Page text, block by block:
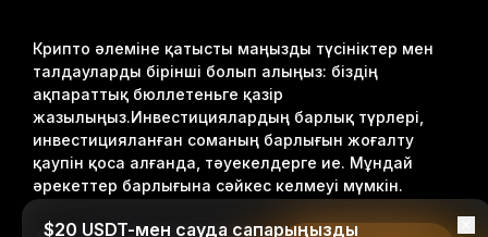
Крипто әлеміне қатысты маңызды түсініктер мен
талдауларды бірінші болып алыңыз: біздің
ақпараттық бюллетеньге қазір
жазылыңыз.Инвестициялардың барлық түрлері,
инвестицияланған соманың барлығын жоғалту
қаупін қоса алғанда, тәуекелдерге ие. Мұндай
әрекеттер барлығына сәйкес келмеуі мүмкін.
$20 USDT-мен сауда сапарыңызды